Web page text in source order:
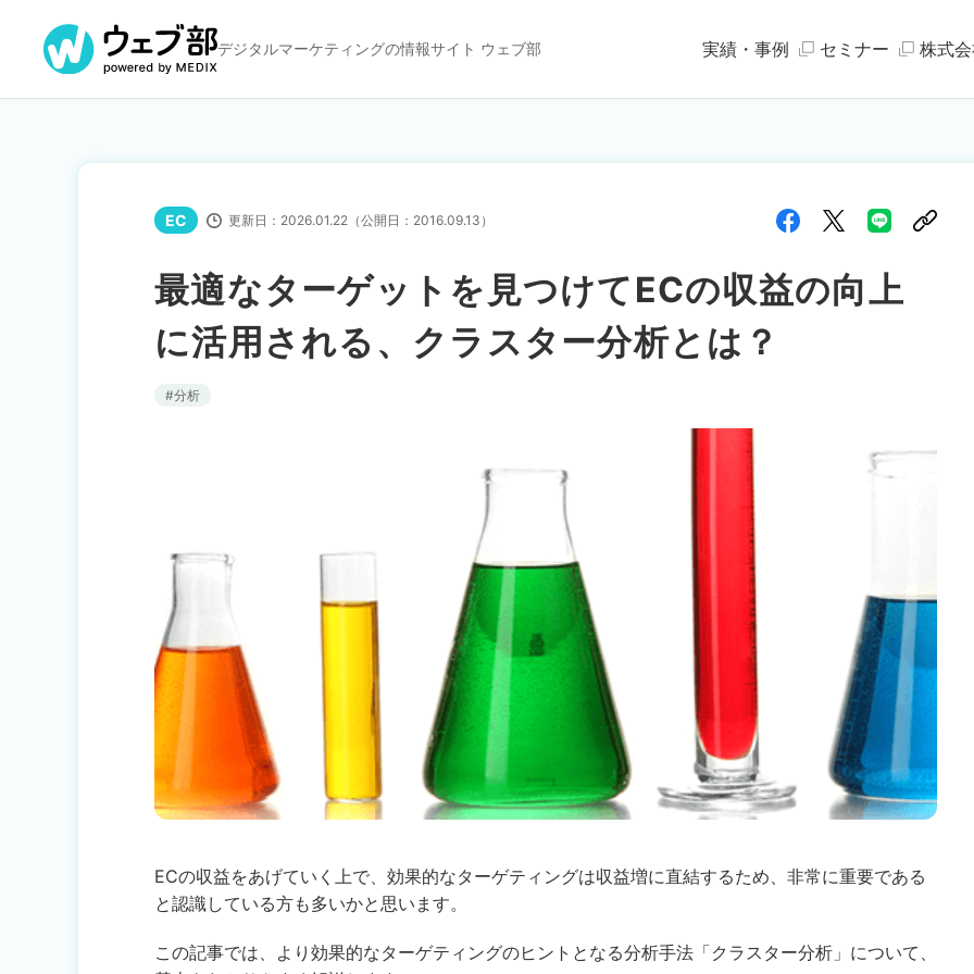
デジタルマーケティングの情報サイト ウェブ部 実績・事例 セミナー 株式
最適なターゲットを見つけてECの収益の向上
に活用される、クラスター分析とは？
EC 更新日： 2026.01.22 （公開日： 2016.09.13 ）
分析
ECの収益をあげていく上で、効果的なターゲティングは収益増に直結するため、非常に重要である
と認識している方も多いかと思います。
この記事では、より効果的なターゲティングのヒントとなる分析手法「クラスター分析」について、